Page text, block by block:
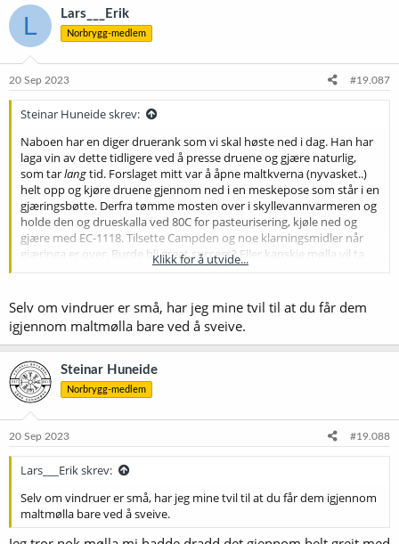
k
j
o
e
L Lars___Erik
Norbrygg-medlem
20 Sep 2023 #19.087
Steinar Huneide skrev:
Naboen har en diger druerank som vi skal høste ned i dag. Han har
laga vin av dette tidligere ved å presse druene og gjære naturlig,
som tarlangtid. Forslaget mitt var å åpne maltkverna (nyvasket..)
helt opp og kjøre druene gjennom ned i en meskepose som står i en
gjæringsbøtte. Derfra tømme mosten over i skyllevannvarmeren og
holde den og drueskalla ved 80C for pasteurisering, kjøle ned og
gjære med EC-1118. Tilsette Campden og noe klarningsmidler når
gjæringa er over. Burde bli great success? Eller kanskje mølla vil ta
Klikk for å utvide...
Selv om vindruer er små, har jeg mine tvil til at du får dem
igjennom maltmølla bare ved å sveive.
Steinar Huneide
Norbrygg-medlem
20 Sep 2023 #19.088
Lars___Erik skrev:
Selv om vindruer er små, har jeg mine tvil til at du får dem igjennom
maltmølla bare ved å sveive.